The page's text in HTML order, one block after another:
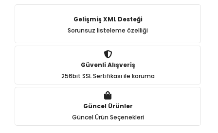
Gelişmiş XML Desteği
Sorunsuz listeleme özelliği
Güvenli Alışveriş
256bit SSL Sertifikası ile koruma
Güncel Ürünler
Güncel Ürün Seçenekleri